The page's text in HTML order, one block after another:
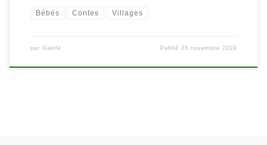
Bébés Contes Villages
par Gaelle Publié25 novembre 2019